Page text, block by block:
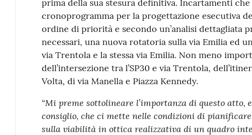
prima della sua stesura definitiva. Incartamenti
cronoprogramma per la progettazione esecutiva
ordine di priorità e secondo un’analisi dettagliata
necessari, una nuova rotatoria sulla via Emilia ed
via Trentola e la stessa via Emilia. Non meno
dell’intersezione tra l’SP30 e via Trentola,
Volta, di via Manella e Piazza Kennedy.
“Mi preme sottolineare l’importanza di questo atto,
consiglio, che ci mette nelle condizioni di
sulla viabilità in ottica realizzativa di un quadro